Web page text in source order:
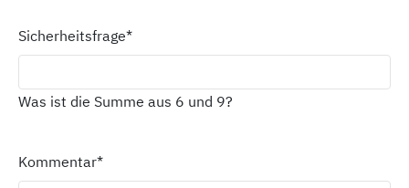
Sicherheitsfrage*
Was ist die Summe aus 6 und 9?
Kommentar*